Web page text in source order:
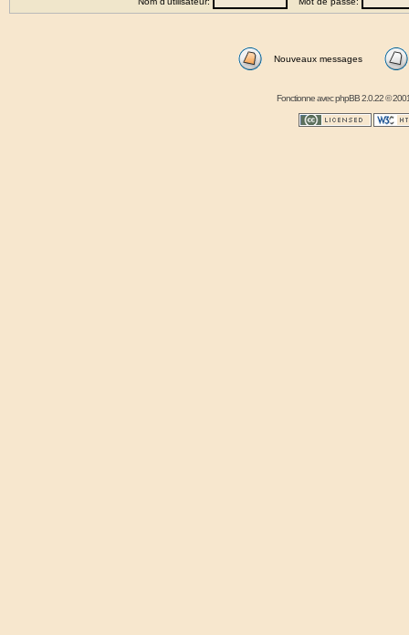
Nouveaux messages
Fonctionne avecphpBB2.0.22 ©